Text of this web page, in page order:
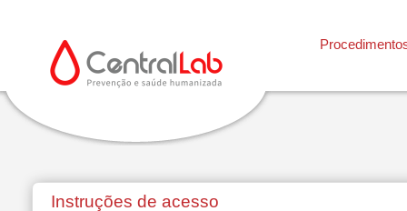
Instruções de acesso